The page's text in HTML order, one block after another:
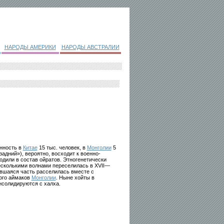
НАРОДЫ АМЕРИКИ НАРОДЫ АВСТРАЛИИ
в Китае15 тыс. человек, в Монголии5
вероятно, восходит к военно-
в состав ойратов. Этногенетически
волнами переселилась в XVII—
часть расселилась вместе с
аймаков Монголии. Ныне хойты в
с халха.